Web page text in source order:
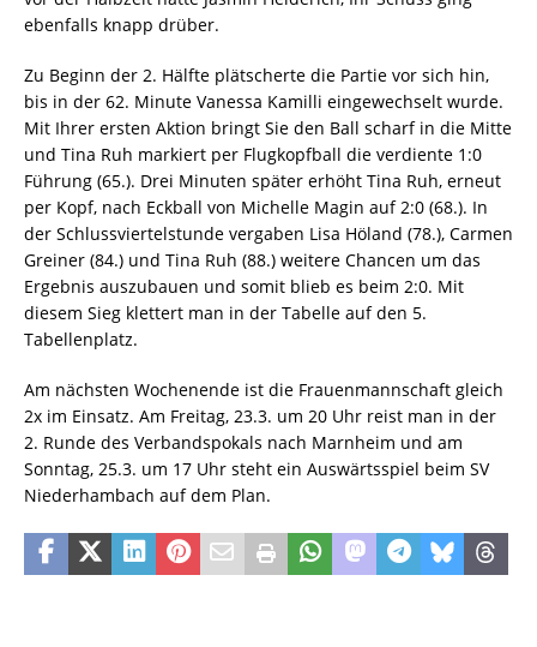
ebenfalls knapp drüber.
Zu Beginn der 2. Hälfte plätscherte die Partie vor sich hin,
bis in der 62. Minute Vanessa Kamilli eingewechselt wurde.
Mit Ihrer ersten Aktion bringt Sie den Ball scharf in die Mitte
und Tina Ruh markiert per Flugkopfball die verdiente 1:0
Führung (65.). Drei Minuten später erhöht Tina Ruh, erneut
per Kopf, nach Eckball von Michelle Magin auf 2:0 (68.). In
der Schlussviertelstunde vergaben Lisa Höland (78.), Carmen
Greiner (84.) und Tina Ruh (88.) weitere Chancen um das
Ergebnis auszubauen und somit blieb es beim 2:0. Mit
diesem Sieg klettert man in der Tabelle auf den 5.
Tabellenplatz.
Am nächsten Wochenende ist die Frauenmannschaft gleich
2x im Einsatz. Am Freitag, 23.3. um 20 Uhr reist man in der
2. Runde des Verbandspokals nach Marnheim und am
Sonntag, 25.3. um 17 Uhr steht ein Auswärtsspiel beim SV
Niederhambach auf dem Plan.